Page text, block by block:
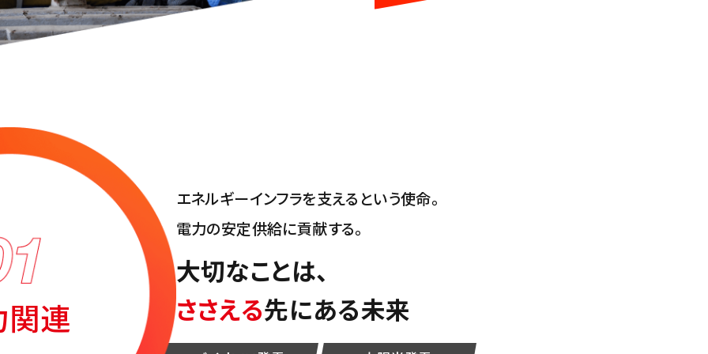
連
エネルギーインフラを支えるという使命。
電力の安定供給に貢献する。
大切なことは、
ささえる先にある未来